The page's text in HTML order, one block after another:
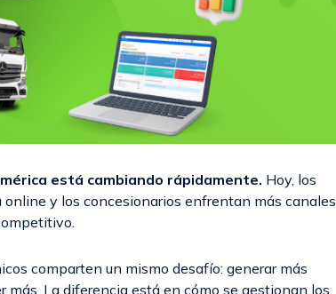
está cambiando rápidamente. Hoy, los
y los concesionarios enfrentan más canales
comparten un mismo desafío: generar más
La diferencia está en cómo se gestionan los